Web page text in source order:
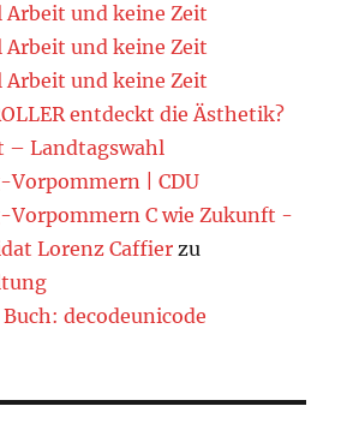
Arbeit und keine Zeit
Arbeit und keine Zeit
Arbeit und keine Zeit
entdeckt die Ästhetik?
– Landtagswahl
Vorpommern | CDU
Vorpommern C wie Zukunft -
Lorenz Caffier zu
Buch: decodeunicode